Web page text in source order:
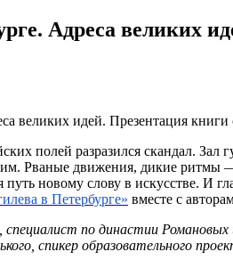
Адреса великих
полей разразился скандал.
Рваные движения, дикие ритмы
путь новому слову в искусстве.
в Петербурге» вместе с
специалист по династии
спикер образовательного